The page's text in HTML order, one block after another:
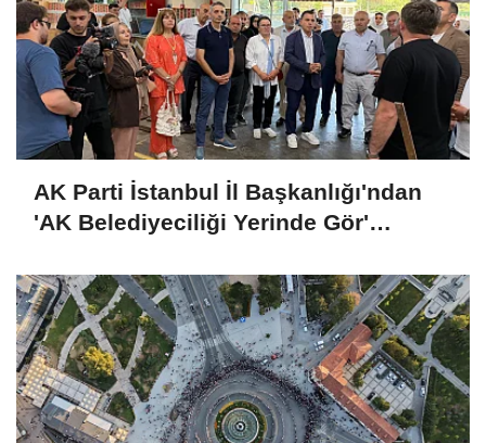
AK Parti İstanbul İl Başkanlığı'ndan
'AK Belediyeciliği Yerinde Gör'